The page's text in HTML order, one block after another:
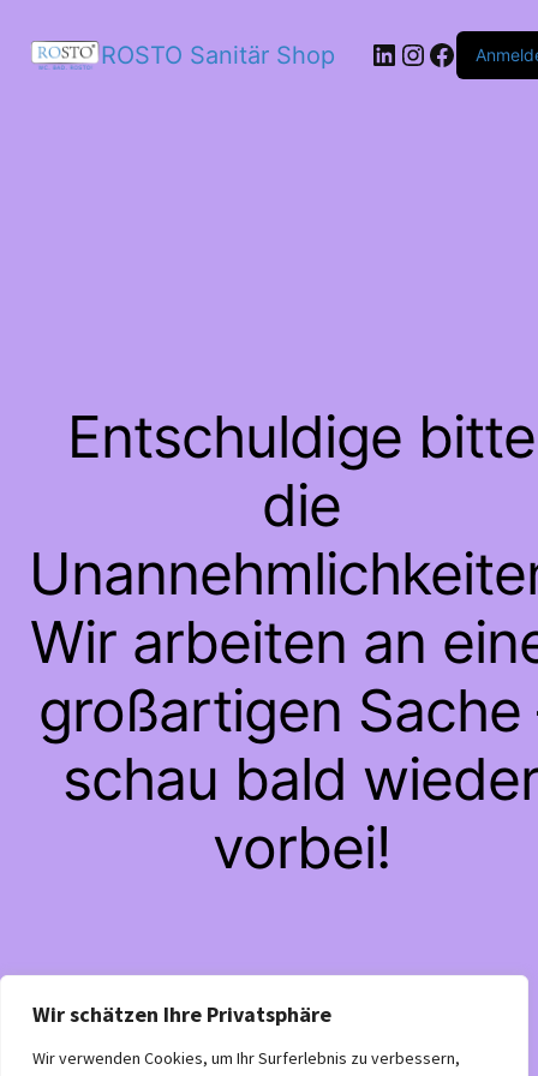
Wir schätzen Ihre Privatsphäre
Wir verwenden Cookies, um Ihr Surferlebnis zu verbessern,
ROSTO Sanitär Shop LinkedIn
Instagram
Entschuldige bitte
die
Wir arbeiten an
großartigen Sache
schau bald
vorbei!